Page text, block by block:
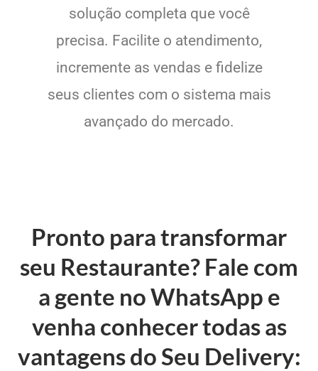
solução completa que você
precisa. Facilite o atendimento,
incremente as vendas e fidelize
seus clientes com o sistema mais
avançado do mercado.
Pronto para transformar
seu Restaurante? Fale com
a gente no WhatsApp e
venha conhecer todas as
vantagens do Seu Delivery: